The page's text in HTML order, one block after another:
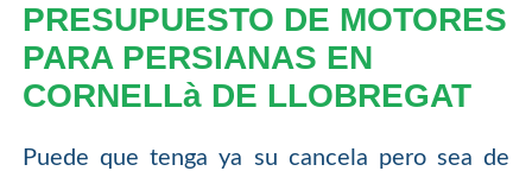
PRESUPUESTO DE MOTORES
PARA PERSIANAS EN
CORNELLà DE LLOBREGAT
Puede que tenga ya su cancela pero sea de